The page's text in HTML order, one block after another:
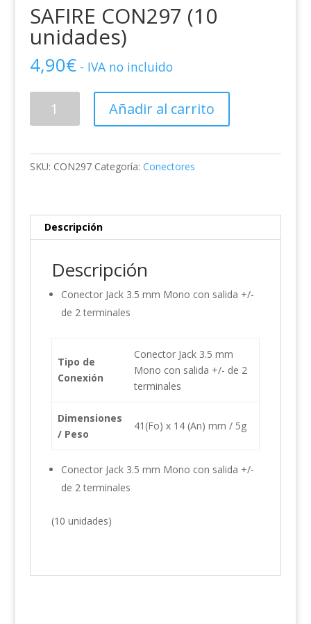
SAFIRE CON297 (10
unidades)
4,90€ - IVA no incluido
CON297
cantidad
Añadir al carrito
SKU: CON297 Categoría: Conectores
Descripción
Descripción
Conector Jack 3.5 mm Mono con salida +/-
de 2 terminales
Tipo de
Conexión
Conector Jack 3.5 mm
Mono con salida +/- de 2
terminales
Dimensiones
/ Peso
41(Fo) x 14 (An) mm / 5g
Conector Jack 3.5 mm Mono con salida +/-
de 2 terminales
(10 unidades)